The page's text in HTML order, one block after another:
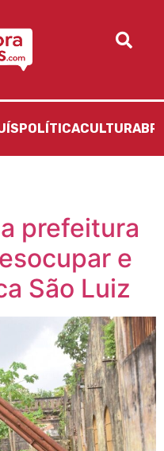
POLÍTICACULTURA
prefeitura
e
São Luiz